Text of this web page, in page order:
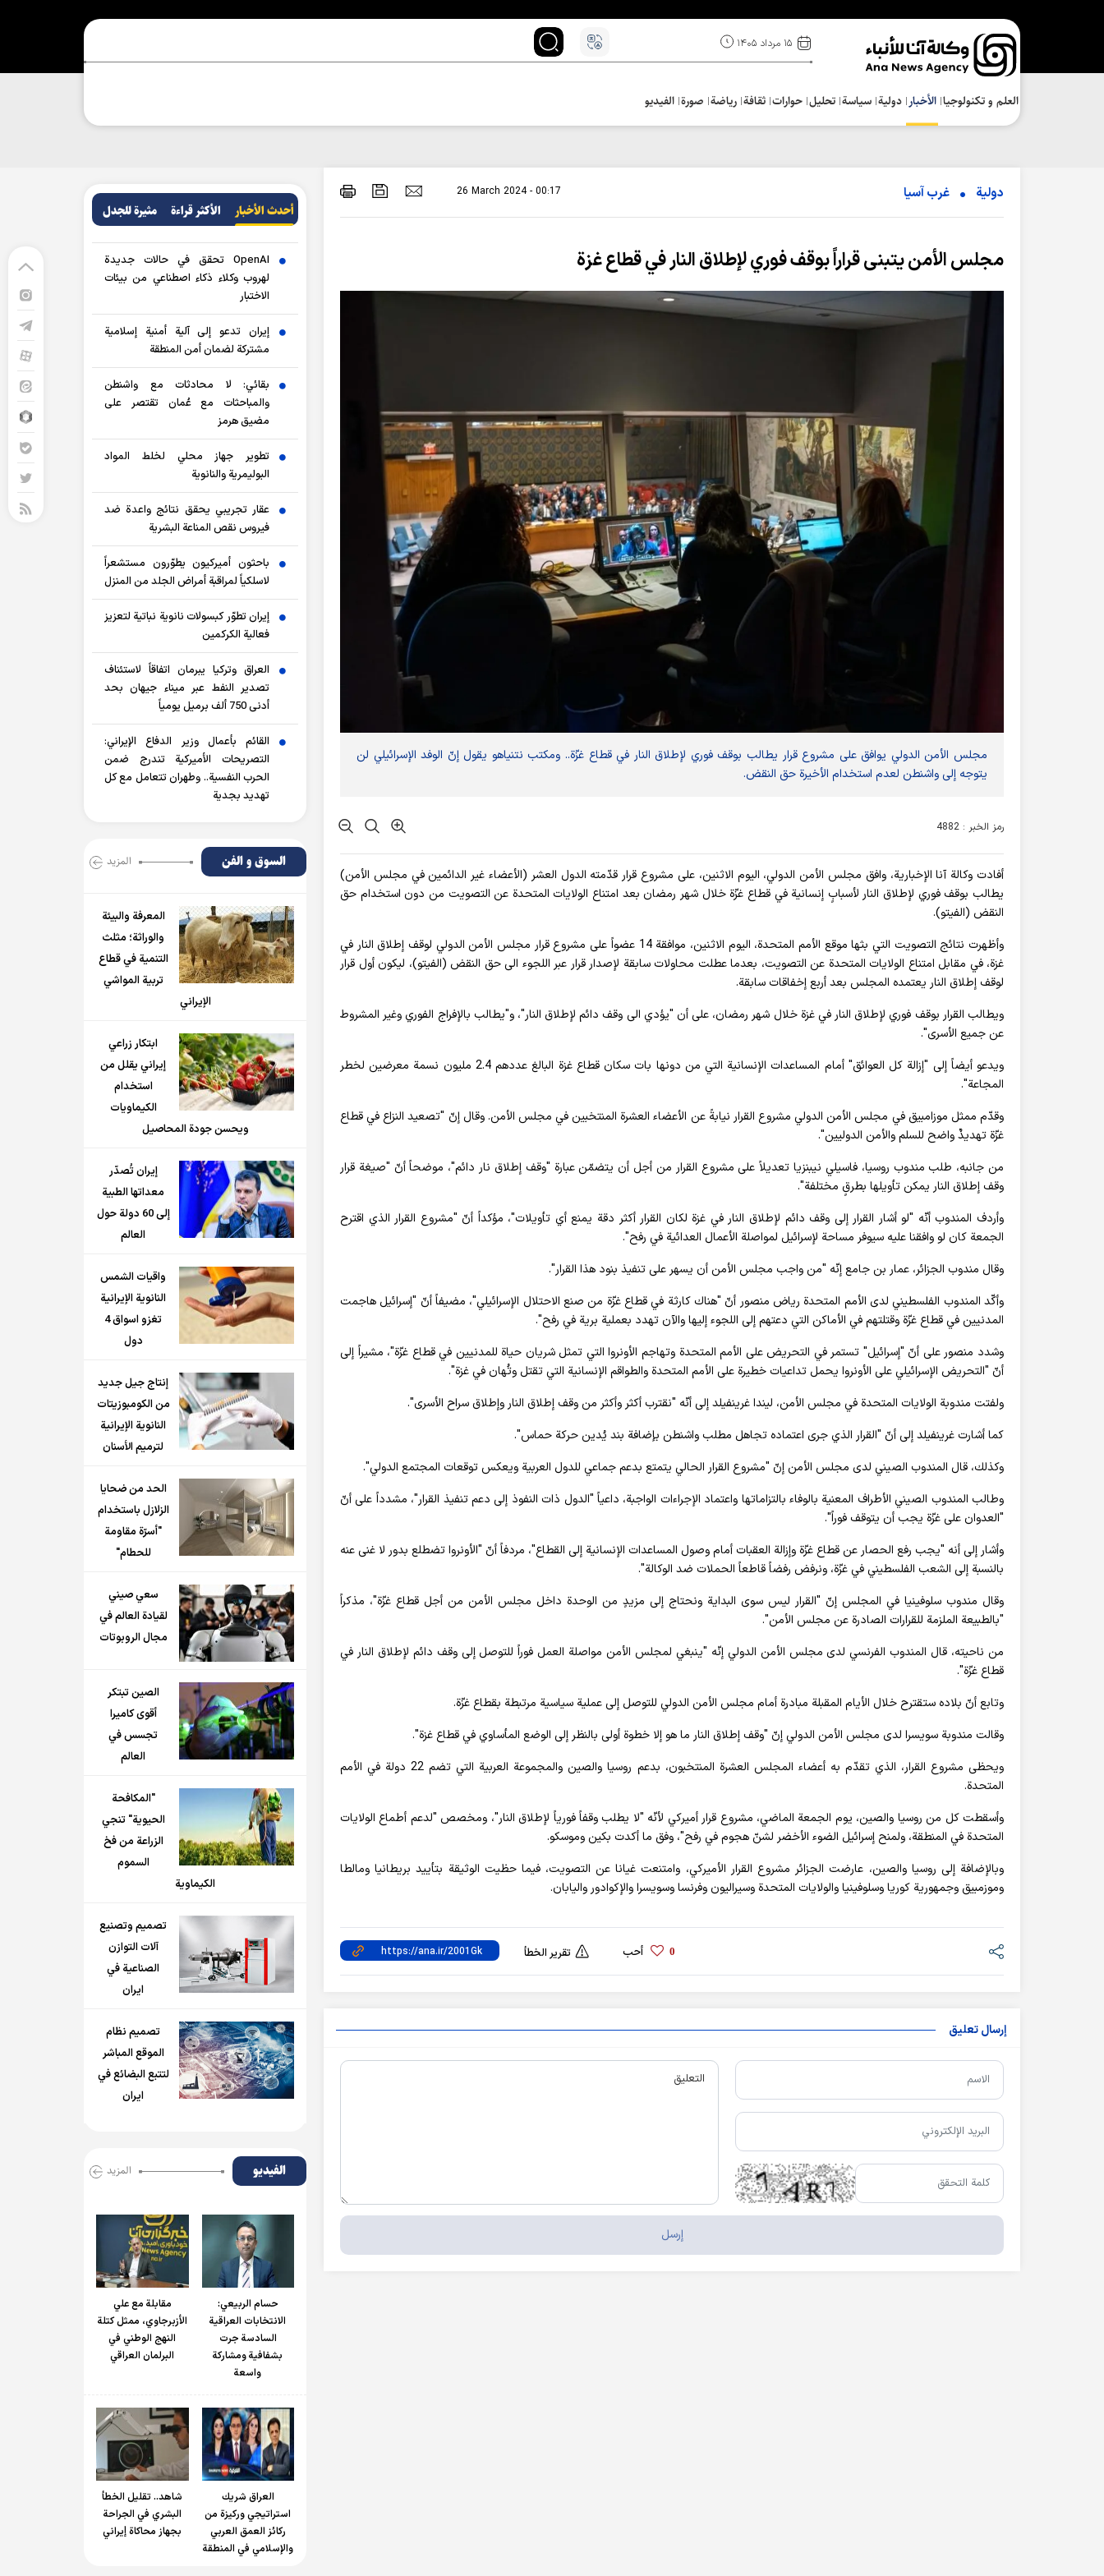
۱۵ مرداد ۱۴۰۵
العلم و تکنولوجیا الأخبار دولية سياسة تحلیل حوارات ثقافة رياضة صورة الفيديو
دولية غرب آسیا 26 March 2024 - 00:17
مجلس الأمن يتبنى قراراً بوقف فوري لإطلاق النار في قطاع غزة
مجلس الأمن الدولي يوافق على مشروع قرار يطالب بوقف فوري لإطلاق النار في قطاع غزّة.. ومكتب نتنياهو يقول إنّ الوفد الإسرائيلي لن
يتوجه إلى واشنطن لعدم استخدام الأخيرة حق النقض.
رمز الخبر : 4882
أفادت وكالة آنا الإخبارية، وافق مجلس الأمن الدولي، اليوم الاثنين، على مشروع قرار قدّمته الدول العشر (الأعضاء غير الدائمين في مجلس الأمن)
يطالب بوقف فوري لإطلاق النار لأسبابٍ إنسانية في قطاع غزّة خلال شهر رمضان بعد امتناع الولايات المتحدة عن التصويت من دون استخدام حق
النقض (الفيتو).
وأظهرت نتائج التصويت التي بثها موقع الأمم المتحدة، اليوم الاثنين، موافقة 14 عضواً على مشروع قرار مجلس الأمن الدولي لوقف إطلاق النار في
غزة، في مقابل امتناع الولايات المتحدة عن التصويت، بعدما عطلت محاولات سابقة لإصدار قرار عبر اللجوء الى حق النقض (الفيتو)، ليكون أول قرار
لوقف إطلاق النار يعتمده المجلس بعد أربع إخفاقات سابقة.
ويطالب القرار بوقف فوري لإطلاق النار في غزة خلال شهر رمضان، على أن "يؤدي الى وقف دائم لإطلاق النار"، و"يطالب بالإفراج الفوري وغير المشروط
عن جميع الأسرى".
ويدعو أيضاً إلى "إزالة كل العوائق" أمام المساعدات الإنسانية التي من دونها بات سكان قطاع غزة البالغ عددهم 2.4 مليون نسمة معرضين لخطر
المجاعة".
وقدّم ممثل موزامبيق في مجلس الأمن الدولي مشروع القرار نيابةً عن الأعضاء العشرة المنتخبين في مجلس الأمن. وقال إنّ "تصعيد النزاع في قطاع
غزّة تهديدٌ واضح للسلم والأمن الدوليين".
من جانبه، طلب مندوب روسيا، فاسيلي نيبنزيا تعديلاً على مشروع القرار من أجل أن يتضمّن عبارة "وقف إطلاق نار دائم"، موضحاً أنّ "صيغة قرار
وقف إطلاق النار يمكن تأويلها بطرقٍ مختلفة".
وأردف المندوب أنّه "لو أشار القرار إلى وقف دائم لإطلاق النار في غزة لكان القرار أكثر دقة يمنع أي تأويلات"، مؤكداً أنّ "مشروع القرار الذي اقترح
الجمعة كان لو وافقنا عليه سيوفر مساحة لإسرائيل لمواصلة الأعمال العدائية في رفح".
وقال مندوب الجزائر، عمار بن جامع إنّه "من واجب مجلس الأمن أن يسهر على تنفيذ بنود هذا القرار".
وأكّد المندوب الفلسطيني لدى الأمم المتحدة رياض منصور أنّ "هناك كارثة في قطاع غزّة من صنع الاحتلال الإسرائيلي"، مضيفاً أنّ "إسرائيل هاجمت
المدنيين في قطاع غزّة وقتلتهم في الأماكن التي دعتهم إلى اللجوء إليها والآن تهدد بعملية برية في رفح".
وشدد منصور على أنّ "إسرائيل" تستمر في التحريض على الأمم المتحدة وتهاجم الأونروا التي تمثل شريان حياة للمدنيين في قطاع غزّة"، مشيراً إلى
أنّ "التحريض الإسرائيلي على الأونروا يحمل تداعيات خطيرة على الأمم المتحدة والطواقم الإنسانية التي تقتل وتُهان في غزة".
ولفتت مندوبة الولايات المتحدة في مجلس الأمن، ليندا غرينفيلد إلى أنّه "نقترب أكثر وأكثر من وقف إطلاق النار وإطلاق سراح الأسرى".
كما أشارت غرينفيلد إلى أنّ "القرار الذي جرى اعتماده تجاهل مطلب واشنطن بإضافة بند يُدين حركة حماس".
وكذلك، قال المندوب الصيني لدى مجلس الأمن إنّ "مشروع القرار الحالي يتمتع بدعم جماعي للدول العربية ويعكس توقعات المجتمع الدولي".
وطالب المندوب الصيني الأطراف المعنية بالوفاء بالتزاماتها واعتماد الإجراءات الواجبة، داعياً "الدول ذات النفوذ إلى دعم تنفيذ القرار"، مشدداً على أنّ
"العدوان على غزّة يجب أن يتوقف فوراً".
وأشار إلى أنه "يجب رفع الحصار عن قطاع غزّة وإزالة العقبات أمام وصول المساعدات الإنسانية إلى القطاع"، مردفاً أنّ "الأونروا تضطلع بدور لا غنى عنه
بالنسبة إلى الشعب الفلسطيني في غزّة، ونرفض رفضاً قاطعاً الحملات ضد الوكالة".
وقال مندوب سلوفينيا في المجلس إنّ "القرار ليس سوى البداية ونحتاج إلى مزيدٍ من الوحدة داخل مجلس الأمن من أجل قطاع غزّة"، مذكراً
"بالطبيعة الملزمة للقرارات الصادرة عن مجلس الأمن".
من ناحيته، قال المندوب الفرنسي لدى مجلس الأمن الدولي إنّه "ينبغي لمجلس الأمن مواصلة العمل فوراً للتوصل إلى وقف دائم لإطلاق النار في
قطاع غزّة".
وتابع أنّ بلاده ستقترح خلال الأيام المقبلة مبادرة أمام مجلس الأمن الدولي للتوصل إلى عملية سياسية مرتبطة بقطاع غزّة.
وقالت مندوبة سويسرا لدى مجلس الأمن الدولي إنّ "وقف إطلاق النار ما هو إلا خطوة أولى بالنظر إلى الوضع المأساوي في قطاع غزة".
ويحظى مشروع القرار، الذي تقدّم به أعضاء المجلس العشرة المنتخبون، بدعم روسيا والصين والمجموعة العربية التي تضم 22 دولة في الأمم
المتحدة.
وأسقطت كل من روسيا والصين، يوم الجمعة الماضي، مشروع قرار أميركي لأنّه "لا يطلب وقفاً فورياً لإطلاق النار"، ومخصص "لدعم أطماع الولايات
المتحدة في المنطقة، ولمنح إسرائيل الضوء الأخضر لشنّ هجوم في رفح"، وفق ما أكدت بكين وموسكو.
وبالإضافة إلى روسيا والصين، عارضت الجزائر مشروع القرار الأميركي، وامتنعت غيانا عن التصويت، فيما حظيت الوثيقة بتأييد بريطانيا ومالطا
وموزمبيق وجمهورية كوريا وسلوفينيا والولايات المتحدة وسيراليون وفرنسا وسويسرا والإكوادور واليابان.
0 أحب تقرير الخطأ
إرسال تعليق
أحدث الأخبار الأکثر قراءة مثيرة للجدل
OpenAI تحقق في حالات جديدة
لهروب وكلاء ذكاء اصطناعي من بيئات
الاختبار
إيران تدعو إلى آلية أمنية إسلامية
مشتركة لضمان أمن المنطقة
بقائي: لا محادثات مع واشنطن
والمباحثات مع عُمان تقتصر على
مضيق هرمز
تطوير جهاز محلي لخلط المواد
البوليمرية والنانوية
عقار تجريبي يحقق نتائج واعدة ضد
فيروس نقص المناعة البشرية
باحثون أميركيون يطوّرون مستشعراً
لاسلكياً لمراقبة أمراض الجلد من المنزل
إيران تطوّر كبسولات نانوية نباتية لتعزيز
فعالية الكركمين
العراق وتركيا يبرمان اتفاقاً لاستئناف
تصدير النفط عبر ميناء جيهان بحد
أدنى 750 ألف برميل يومياً
القائم بأعمال وزير الدفاع الإيراني:
التصريحات الأميركية تندرج ضمن
الحرب النفسية.. وطهران تتعامل مع كل
تهديد بجدية
السوق و الفن المزید
المعرفة والبيئة
والوراثة؛ مثلث
التنمية في قطاع
تربية المواشي
الإيراني
ابتكار زراعي
إيراني يقلل من
استخدام
الكيماويات
ويحسن جودة المحاصيل
إيران تُصدّر
معداتها الطبية
إلى 60 دولة حول
العالم
واقيات الشمس
النانوية الإيرانية
تغزو اسواق 4
دول
إنتاج جيل جديد
من الكومبوزيتات
النانوية الإيرانية
لترميم الأسنان
الحد من ضحايا
الزلازل باستخدام
"أسرّة مقاومة
للحطام"
سعي صيني
لقيادة العالم في
مجال الروبوتات
الصين تبتكر
أقوى كاميرا
تجسس في
العالم
"المكافحة
الحيوية" تنجي
الزراعة من فخ
السموم
الكيماوية
تصميم وتصنيع
آلات التوازن
الصناعية في
ايران
تصميم نظام
الموقع المباشر
لتتبع البضائع في
ايران
الفیدیو المزید
حسام الربیعي:
الانتخابات العراقية
السادسة جرت
بشفافية ومشاركة
واسعة
مقابلة مع علي
الأزبرجاوي، ممثل كتلة
النهج الوطني في
البرلمان العراقي
العراق شريك
استراتيجي وركيزة من
ركائز العمق العربي
والإسلامي في المنطقة
شاهد.. تقليل الخطأ
البشري في الجراحة
بجهاز محاكاة إيراني